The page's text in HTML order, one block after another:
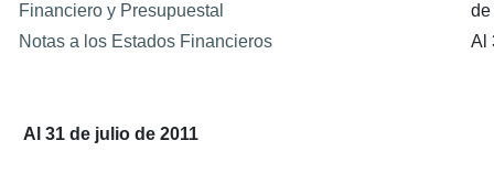
Financiero y Presupuestal
de
Notas a los Estados Financieros
Al
Al 31 de julio de 2011